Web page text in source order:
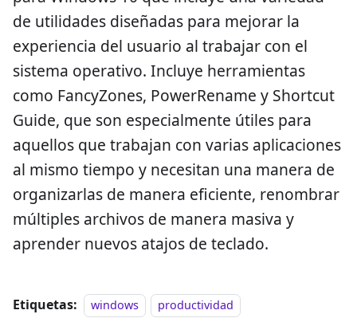
de utilidades diseñadas para mejorar la
experiencia del usuario al trabajar con el
sistema operativo. Incluye herramientas
como FancyZones, PowerRename y Shortcut
Guide, que son especialmente útiles para
aquellos que trabajan con varias aplicaciones
al mismo tiempo y necesitan una manera de
organizarlas de manera eficiente, renombrar
múltiples archivos de manera masiva y
aprender nuevos atajos de teclado.
Etiquetas: windows productividad